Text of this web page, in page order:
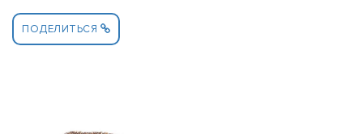
ПОДЕЛИТЬСЯ